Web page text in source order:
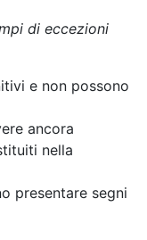
di eccezioni
e non possono
ancora
nella
presentare segni